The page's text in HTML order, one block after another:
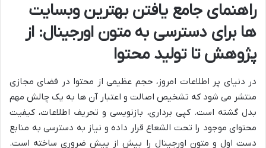
راهنمای جامع یافتن بهترین وبسایت
ها برای دسترسی به متون اورجینال: از
پژوهش تا تولید محتوا
در دنیای پر اطلاعات امروز، حجم عظیمی از محتوا در فضای مجازی
منتشر می شود که تشخیص اصالت و اعتبار آن ها به یک چالش مهم
بدل گشته است. کپی برداری، بازنویسی و تحریف اطلاعات، کیفیت
محتوای موجود را تحت الشعاع قرار داده و نیاز به دسترسی به منابع
دست اول و متون اورجینال را بیش از پیش ضروری ساخته است.